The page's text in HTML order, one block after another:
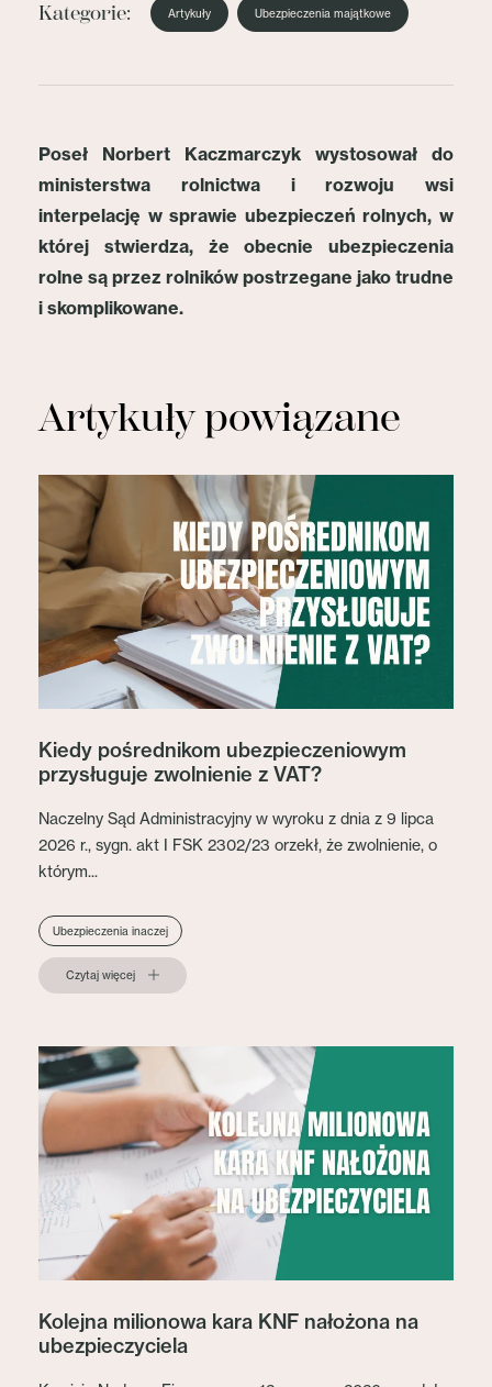
Kategorie: Artykuły Ubezpieczenia majątkowe
Poseł Norbert Kaczmarczyk wystosował do
ministerstwa rolnictwa i rozwoju wsi
interpelację w sprawie ubezpieczeń rolnych, w
której stwierdza, że obecnie ubezpieczenia
rolne są przez rolników postrzegane jako trudne
i skomplikowane.
Artykuły powiązane
Kiedy pośrednikom ubezpieczeniowym
przysługuje zwolnienie z VAT?
Naczelny Sąd Administracyjny w wyroku z dnia z 9 lipca
2026 r., sygn. akt I FSK 2302/23 orzekł, że zwolnienie, o
którym...
Ubezpieczenia inaczej
Czytaj więcej
Kolejna milionowa kara KNF nałożona na
ubezpieczyciela